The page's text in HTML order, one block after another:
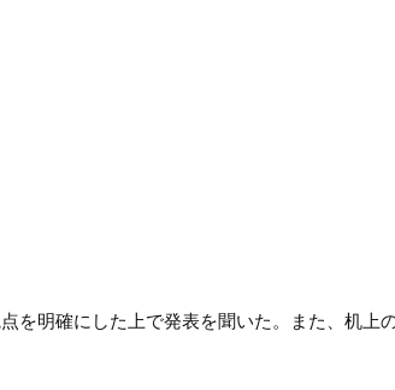
明確にした上で発表を聞いた。また、机上